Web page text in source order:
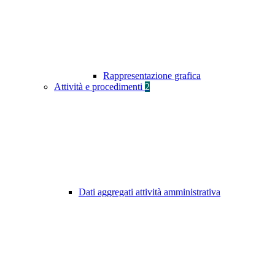
Rappresentazione grafica
Attività e procedimenti 2
Dati aggregati attività amministrativa